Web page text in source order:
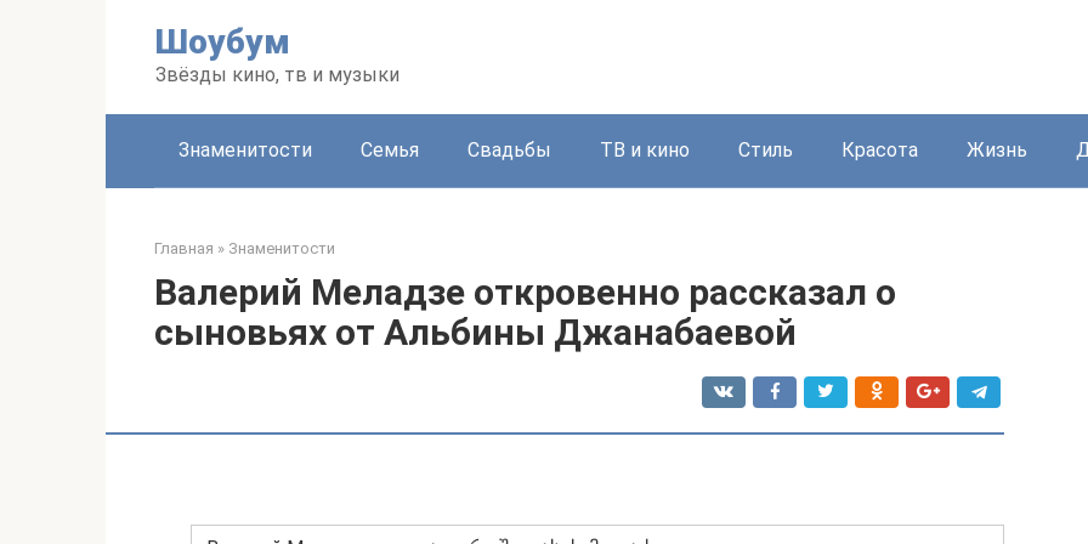
Шоубум
Звёзды кино, тв и музыки
Знаменитости Семья Свадьбы ТВ и кино Стиль Красота Жизнь
Главная » Знаменитости
Валерий Меладзе откровенно рассказал о
сыновьях от Альбины Джанабаевой